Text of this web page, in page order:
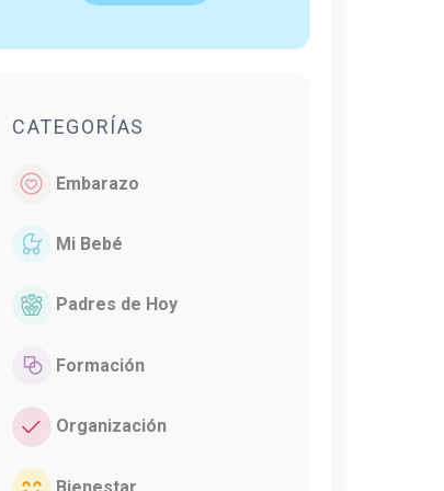
CATEGORÍAS
Embarazo
Mi Bebé
Padres de Hoy
Formación
Organización
Bienestar